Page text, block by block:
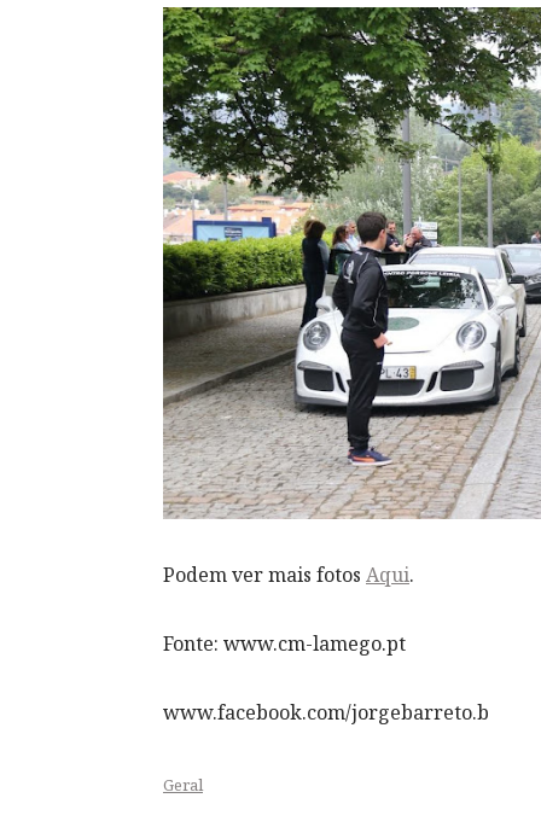
Podem ver mais fotos Aqui.
Fonte: www.cm-lamego.pt
www.facebook.com/jorgebarreto.b
Geral